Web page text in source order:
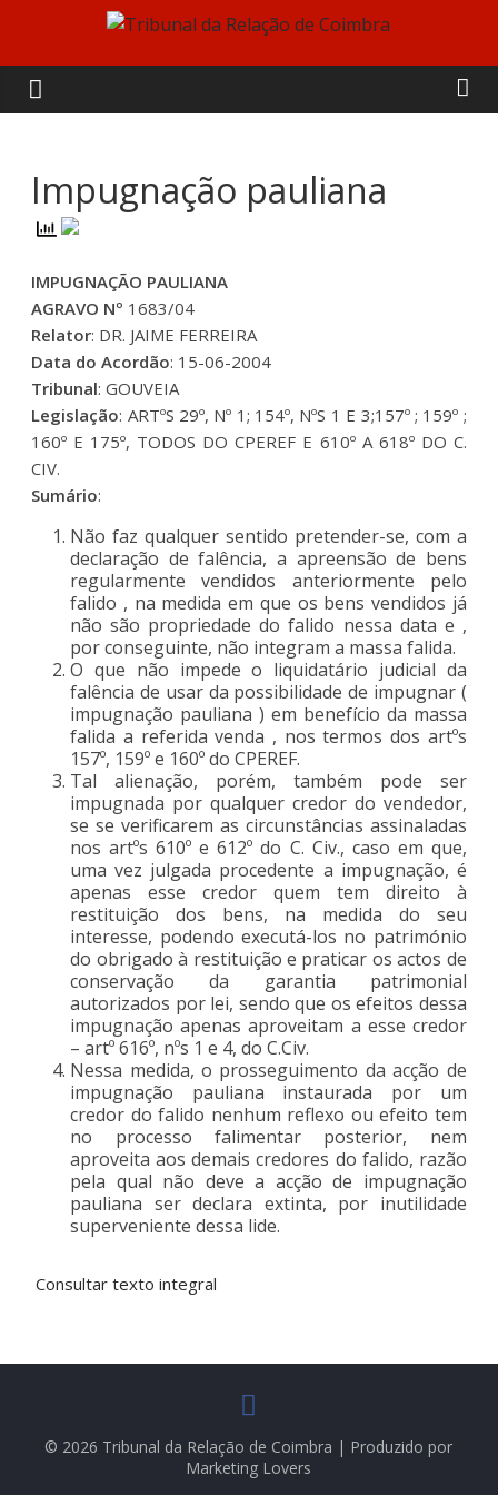
content
Tribunal
da
Relação
de
Coimbra
Impugnação pauliana
IMPUGNAÇÃO PAULIANA
AGRAVO Nº 1683/04
Relator: DR. JAIME FERREIRA
Data do Acordão: 15-06-2004
Tribunal: GOUVEIA
Legislação: ARTºS 29º, Nº 1; 154º, NºS 1 E 3;157º ; 159º ;
160º E 175º, TODOS DO CPEREF E 610º A 618º DO C.
CIV.
Sumário:
Não faz qualquer sentido pretender-se, com a
declaração de falência, a apreensão de bens
regularmente vendidos anteriormente pelo
falido , na medida em que os bens vendidos já
não são propriedade do falido nessa data e ,
por conseguinte, não integram a massa falida.
O que não impede o liquidatário judicial da
falência de usar da possibilidade de impugnar (
impugnação pauliana ) em benefício da massa
falida a referida venda , nos termos dos artºs
157º, 159º e 160º do CPEREF.
Tal alienação, porém, também pode ser
impugnada por qualquer credor do vendedor,
se se verificarem as circunstâncias assinaladas
nos artºs 610º e 612º do C. Civ., caso em que,
uma vez julgada procedente a impugnação, é
apenas esse credor quem tem direito à
restituição dos bens, na medida do seu
interesse, podendo executá-los no património
do obrigado à restituição e praticar os actos de
conservação da garantia patrimonial
autorizados por lei, sendo que os efeitos dessa
impugnação apenas aproveitam a esse credor
– artº 616º, nºs 1 e 4, do C.Civ.
Nessa medida, o prosseguimento da acção de
impugnação pauliana instaurada por um
credor do falido nenhum reflexo ou efeito tem
no processo falimentar posterior, nem
aproveita aos demais credores do falido, razão
pela qual não deve a acção de impugnação
pauliana ser declara extinta, por inutilidade
superveniente dessa lide.
Consultar texto integral
© 2026 Tribunal da Relação de Coimbra | Produzido por
Marketing Lovers